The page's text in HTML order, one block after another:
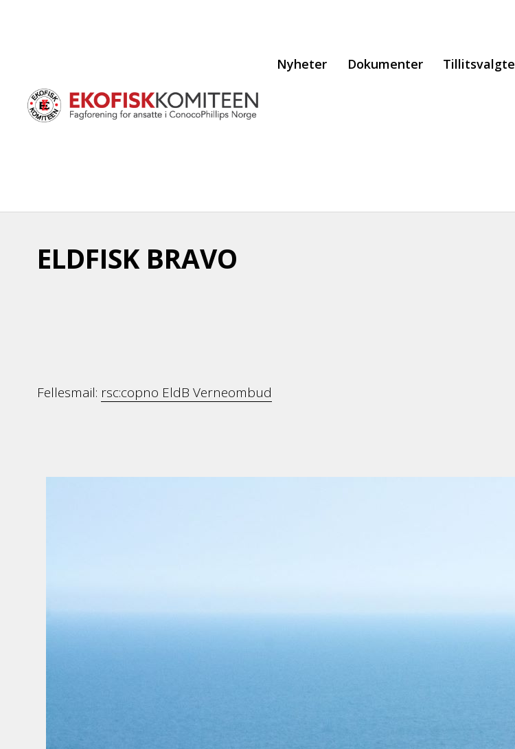
Nyheter Dokumenter Tillitsvalgte
ELDFISK BRAVO
Fellesmail: rsc:copno EldB Verneombud